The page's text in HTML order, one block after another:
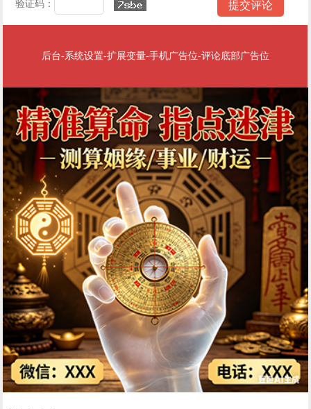
验证码：
后台-系统设置-扩展变量-手机广告位-评论底部广告位